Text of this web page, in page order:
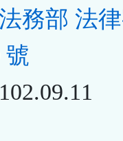
務部 法
號
102.09.11